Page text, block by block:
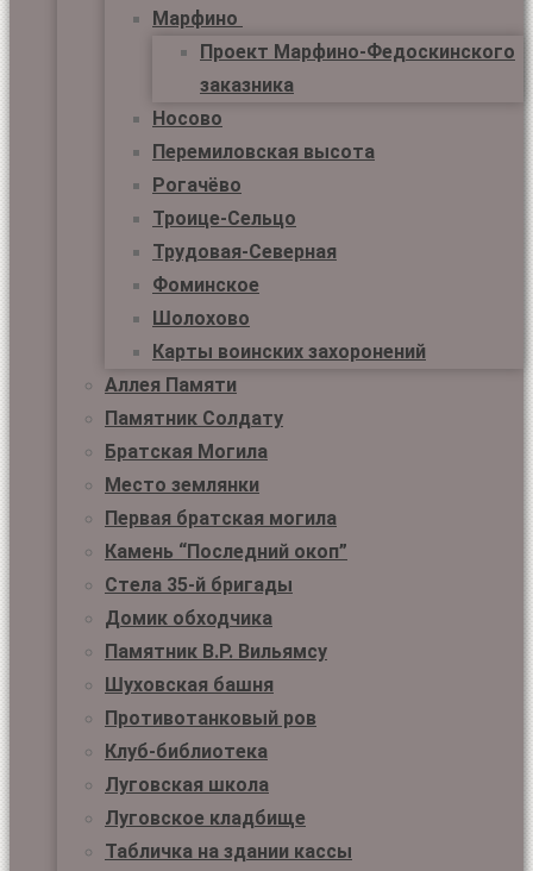
Марфино
Проект Марфино-Федоскинского
заказника
Носово
Перемиловская высота
Рогачёво
Троице-Сельцо
Трудовая-Северная
Фоминское
Шолохово
Карты воинских захоронений
Аллея Памяти
Памятник Солдату
Братская Могила
Место землянки
Первая братская могила
Камень “Последний окоп”
Стела 35-й бригады
Домик обходчика
Памятник В.Р. Вильямсу
Шуховская башня
Противотанковый ров
Клуб-библиотека
Луговская школа
Луговское кладбище
Табличка на здании кассы